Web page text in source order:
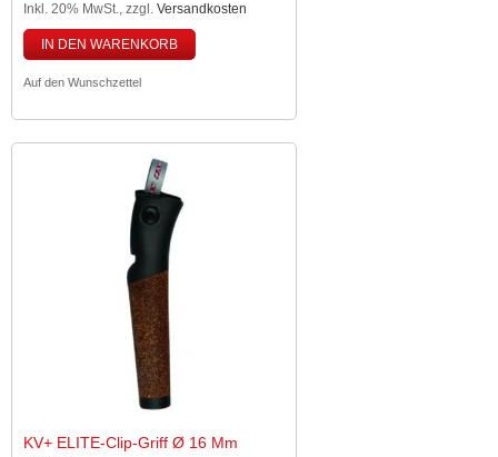
Inkl. 20% MwSt., zzgl. Versandkosten
IN DEN WARENKORB
Auf den Wunschzettel
KV+ ELITE-Clip-Griff Ø 16 Mm